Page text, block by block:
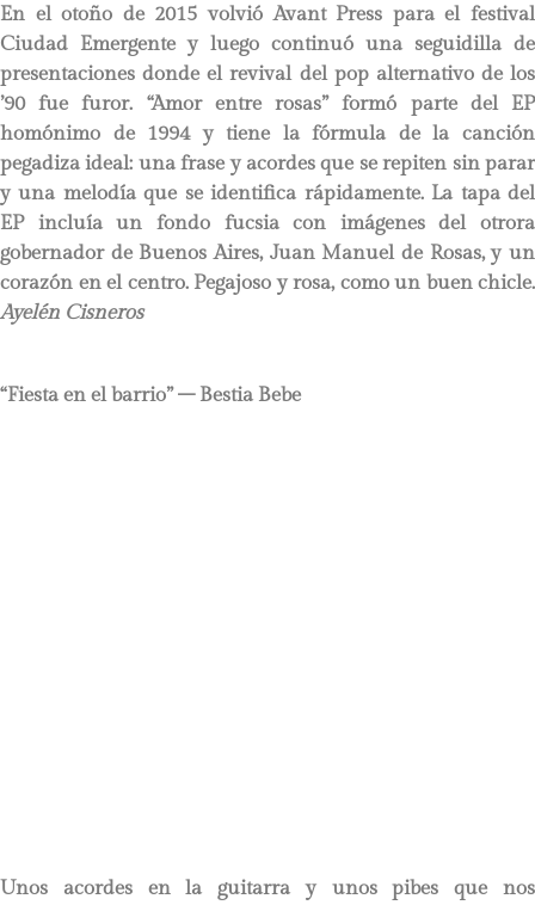
En el otoño de 2015 volvió Avant Press para el festival
Ciudad Emergente y luego continuó una seguidilla de
presentaciones donde el revival del pop alternativo de los
’90 fue furor. “Amor entre rosas” formó parte del EP
homónimo de 1994 y tiene la fórmula de la canción
pegadiza ideal: una frase y acordes que se repiten sin parar
y una melodía que se identifica rápidamente. La tapa del
EP incluía un fondo fucsia con imágenes del otrora
gobernador de Buenos Aires, Juan Manuel de Rosas, y un
corazón en el centro. Pegajoso y rosa, como un buen chicle.
Ayelén Cisneros
“Fiesta en el barrio” – Bestia Bebe
Unos acordes en la guitarra y unos pibes que nos